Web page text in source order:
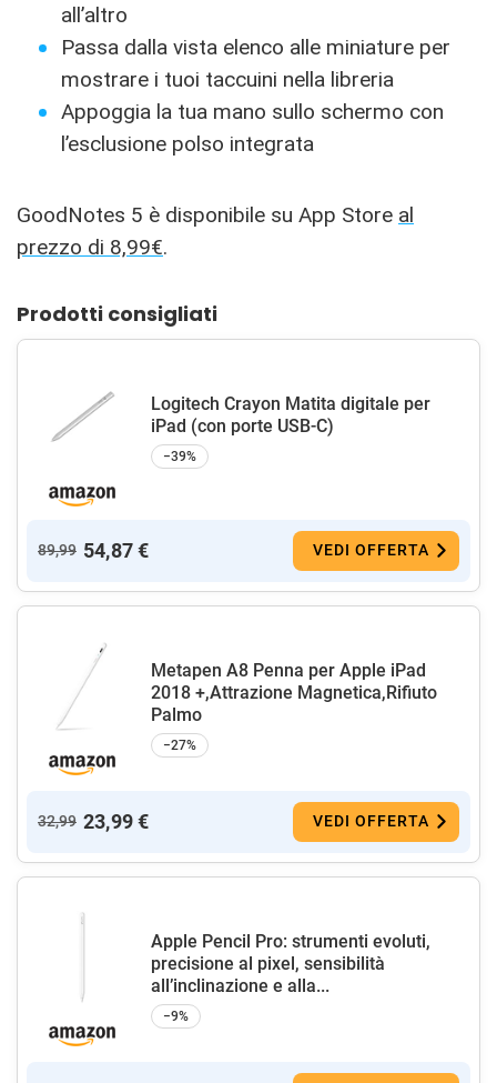
all’altro
Passa dalla vista elenco alle miniature per
mostrare i tuoi taccuini nella libreria
Appoggia la tua mano sullo schermo con
l’esclusione polso integrata
GoodNotes 5 è disponibile su App Store al
prezzo di 8,99€.
Prodotti consigliati
Logitech Crayon Matita digitale per
iPad (con porte USB-C)
−39%
89,99 54,87 € VEDI OFFERTA
Metapen A8 Penna per Apple iPad
2018 +,Attrazione Magnetica,Rifiuto
Palmo
−27%
32,99 23,99 € VEDI OFFERTA
Apple Pencil Pro: strumenti evoluti,
precisione al pixel, sensibilità
all’inclinazione e alla...
−9%